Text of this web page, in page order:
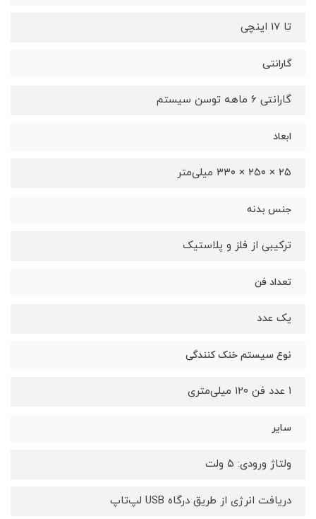
تا 17 اینچی
گارانتی
گارانتی ۶ ماهه توسن سیستم
ابعاد
۲۵ × ۲۵۰ × ۳۳۰ میلی‌متر
جنس بدنه
ترکیبی از فلز و پلاستیک
تعداد فن
یک عدد
نوع سیستم خنک کنندگی
۱ عدد فن ۱۲۰ میلی‌متری
سایر
ولتاژ ورودی: ۵ ولت
دریافت انرژی از طریق درگاه USB لپ‌تاپ